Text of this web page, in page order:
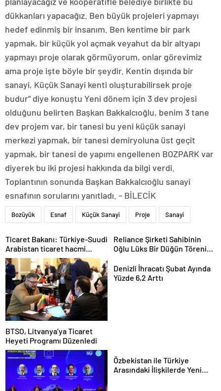
dükkanları yapacağız. Ben büyük projeleri yapmayı
hedef edinmiş bir insanım. Ben kentime bir park
yapmak, bir küçük yol açmak veyahut da bir altyapı
yapmayı proje olarak görmüyorum, onlar görevimiz
ama proje işte böyle bir şeydir. Kentin dışında bir
sanayi, Küçük Sanayi kenti oluşturabilirsek proje
budur” diye konuştu Yeni dönem için 3 dev projesi
olduğunu belirten Başkan Bakkalcıoğlu, benim 3 tane
dev projem var, bir tanesi bu yeni küçük sanayi
merkezi yapmak, bir tanesi demiryoluna üst geçit
yapmak, bir tanesi de yapımı engellenen BOZPARK var
diyerek bu iki projesi hakkında da bilgi verdi.
Toplantının sonunda Başkan Bakkalcıoğlu sanayi
esnafının sorularını yanıtladı. – BİLECİK
Bozüyük Esnaf Küçük Sanayi Proje Sanayi
Ticaret Bakanı: Türkiye-Suudi
Arabistan ticaret hacmi
artacak
Reliance Şirketi Sahibinin
Oğlu Lüks Bir Düğün Töreni
BTSO, Litvanya’ya Ticaret
Heyeti Programı Düzenledi
Denizli İhracatı Şubat Ayında
Yüzde 6,2 Arttı
Özbekistan ile Türkiye
Arasındaki İlişkilerde Yeni